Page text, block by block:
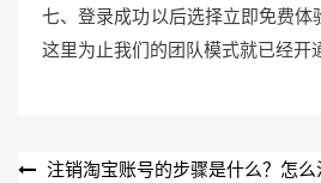
七、登录成功以后选择立即免费体
这里为止我们的团队模式就已经开
文 注销淘宝账号的步骤是什么？怎么